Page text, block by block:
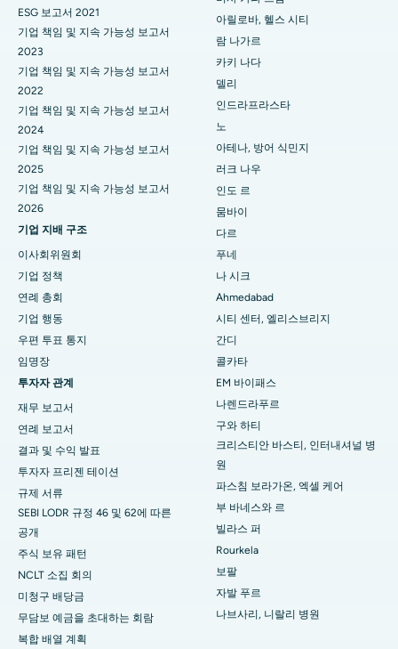
나비뭄바이 벨라푸르 CBD 최고의 병원
나시크 판차바티 최고의 병원
하이데라바드 세쿤데라바드 최고의 병원
방갈로르 Seshadripuram 최고의 병원
비사카파트남 월테어 메인 로드 최고의 병원
카림나가르 Subhash Nagar Road 최고의 병원
카라이쿠디 마나가리 최고의 병원
와랑갈 아레팔리 최고의 병원
보팔 아레라 콜로니 최고의 병원
방갈로르 Jayanagar 최고의 병원
마두라이 KK Nagar 최고의 병원
Nellore Ramji Nagar 최고의 병원
푸네 스와르가테 최고의 병원
남델리 최고의 여성 암 전문 병원
세포축소수술
세라믹 총 무릎 교체 수술
ERCP
ESG 보고서 2021
기업 책임 및 지속 가능성 보고서
2023
기업 책임 및 지속 가능성 보고서
2022
기업 책임 및 지속 가능성 보고서
2024
기업 책임 및 지속 가능성 보고서
2025
기업 책임 및 지속 가능성 보고서
2026
기업 지배 구조
이사회위원회
기업 정책
연례 총회
기업 행동
우편 투표 통지
임명장
투자자 관계
재무 보고서
연례 보고서
결과 및 수익 발표
투자자 프리젠 테이션
규제 서류
SEBI LODR 규정 46 및 62에 따른
공개
주식 보유 패턴
NCLT 소집 회의
미청구 배당금
무담보 예금을 초대하는 회람
복합 배열 계획
아릴로바, 헬스 시티
람 나가르
카키 나다
델리
인드라프라스타
노
아테나, 방어 식민지
러크 나우
인도 르
뭄바이
다르
푸네
나 시크
Ahmedab​​ad
시티 센터, 엘리스브리지
간디
콜카타
EM 바이패스
나렌드라푸르
구와 하티
크리스티안 바스티, 인터내셔널 병
원
파스침 보라가온, 엑셀 케어
부 바네스와 르
빌라스 퍼
Rourkela
보팔
자발 푸르
나브사리, 니랄리 병원